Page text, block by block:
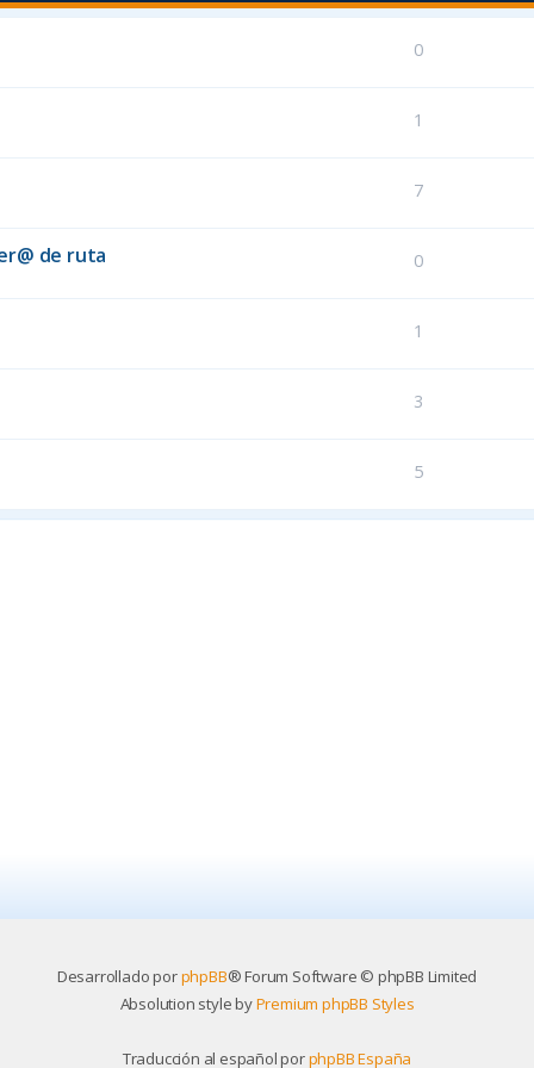
0
1
7
de ruta 0
1
3
5
Desarrollado porphpBB® Forum Software © phpBB Limited
Absolution style byPremium phpBB Styles
Traducción al español porphpBB España